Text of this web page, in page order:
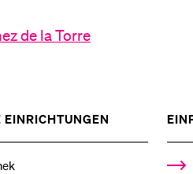
de la Torre
%1$S
UNTERMENÜ